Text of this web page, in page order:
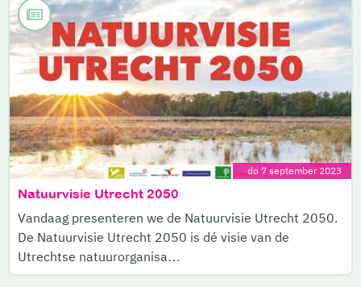
do 7 september 2023
Natuurvisie Utrecht 2050
Vandaag presenteren we de Natuurvisie Utrecht 2050.
De Natuurvisie Utrecht 2050 is dé visie van de
Utrechtse natuurorganisa…